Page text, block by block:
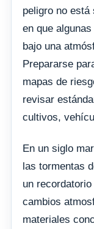
peligro no está
en que
bajo una
Prepararse
mapas de
revisar
cultivos,
En un siglo
las tormentas
un
cambios
materiales